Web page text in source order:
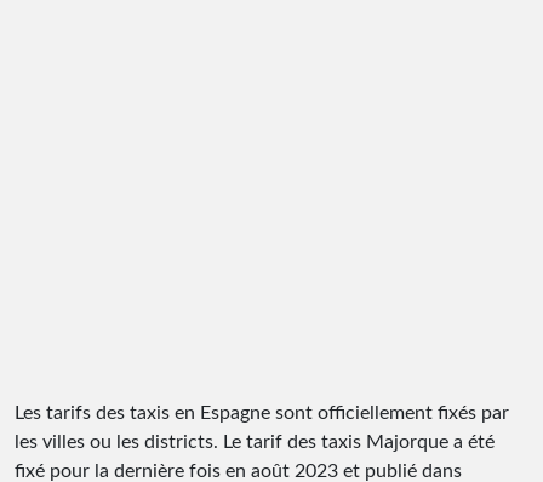
Les tarifs des taxis en Espagne sont officiellement fixés par
les villes ou les districts. Le tarif des taxis Majorque a été
fixé pour la dernière fois en août 2023 et publié dans